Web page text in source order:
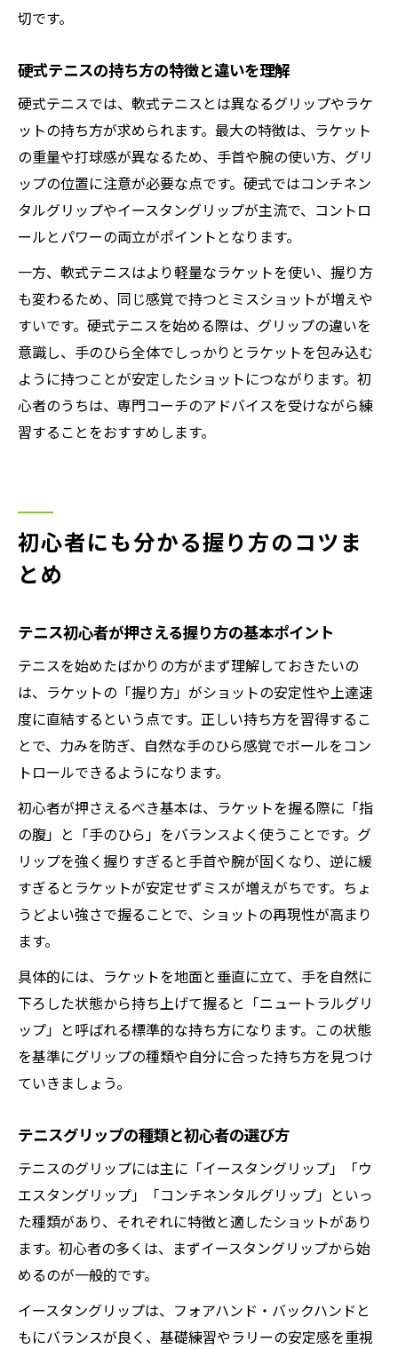
切です。
硬式テニスの持ち方の特徴と違いを理解
硬式テニスでは、軟式テニスとは異なるグリップやラケ
ットの持ち方が求められます。最大の特徴は、ラケット
の重量や打球感が異なるため、手首や腕の使い方、グリ
ップの位置に注意が必要な点です。硬式ではコンチネン
タルグリップやイースタングリップが主流で、コントロ
ールとパワーの両立がポイントとなります。
一方、軟式テニスはより軽量なラケットを使い、握り方
も変わるため、同じ感覚で持つとミスショットが増えや
すいです。硬式テニスを始める際は、グリップの違いを
意識し、手のひら全体でしっかりとラケットを包み込む
ように持つことが安定したショットにつながります。初
心者のうちは、専門コーチのアドバイスを受けながら練
習することをおすすめします。
初心者にも分かる握り方のコツま
とめ
テニス初心者が押さえる握り方の基本ポイント
テニスを始めたばかりの方がまず理解しておきたいの
は、ラケットの「握り方」がショットの安定性や上達速
度に直結するという点です。正しい持ち方を習得するこ
とで、力みを防ぎ、自然な手のひら感覚でボールをコン
トロールできるようになります。
初心者が押さえるべき基本は、ラケットを握る際に「指
の腹」と「手のひら」をバランスよく使うことです。グ
リップを強く握りすぎると手首や腕が固くなり、逆に緩
すぎるとラケットが安定せずミスが増えがちです。ちょ
うどよい強さで握ることで、ショットの再現性が高まり
ます。
具体的には、ラケットを地面と垂直に立て、手を自然に
下ろした状態から持ち上げて握ると「ニュートラルグリ
ップ」と呼ばれる標準的な持ち方になります。この状態
を基準にグリップの種類や自分に合った持ち方を見つけ
ていきましょう。
テニスグリップの種類と初心者の選び方
テニスのグリップには主に「イースタングリップ」「ウ
エスタングリップ」「コンチネンタルグリップ」といっ
た種類があり、それぞれに特徴と適したショットがあり
ます。初心者の多くは、まずイースタングリップから始
めるのが一般的です。
イースタングリップは、フォアハンド・バックハンドと
もにバランスが良く、基礎練習やラリーの安定感を重視